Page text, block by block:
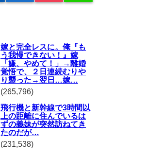
嫁と完全レスに。俺『も
う我慢できない！』嫁
「嫌、やめて！」→離婚
覚悟で、２日連続むりや
り襲った→翌日…嫁…
(265,796)
飛行機と新幹線で3時間以
上の距離に住んでいるは
ずの義妹が突然訪ねてき
たのだが…
(231,538)